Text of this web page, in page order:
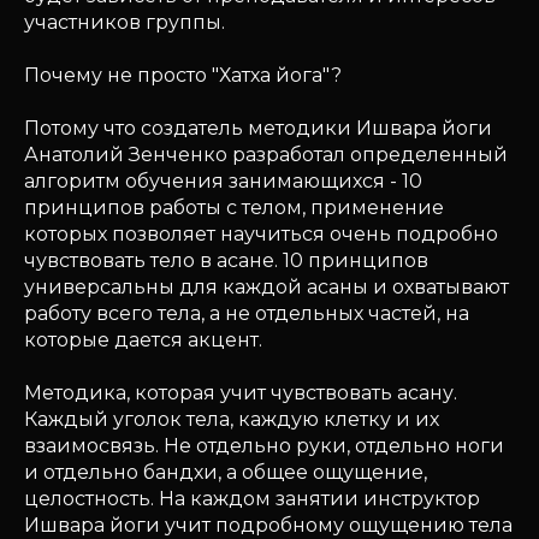
участников группы.
Почему не просто "Хатха йога"?
Потому что создатель методики Ишвара йоги
Анатолий Зенченко разработал определенный
алгоритм обучения занимающихся - 10
принципов работы с телом, применение
которых позволяет научиться очень подробно
чувствовать тело в асане. 10 принципов
универсальны для каждой асаны и охватывают
работу всего тела, а не отдельных частей, на
которые дается акцент.
Методика, которая учит чувствовать асану.
Каждый уголок тела, каждую клетку и их
взаимосвязь. Не отдельно руки, отдельно ноги
и отдельно бандхи, а общее ощущение,
целостность. На каждом занятии инструктор
Ишвара йоги учит подробному ощущению тела